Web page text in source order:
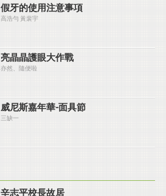
假牙的使用注意事項
高浩勻 黃裴宇
亮晶晶護眼大作戰
亦然、隨便啦
威尼斯嘉年華-面具節
三缺一
辛志平校長故居